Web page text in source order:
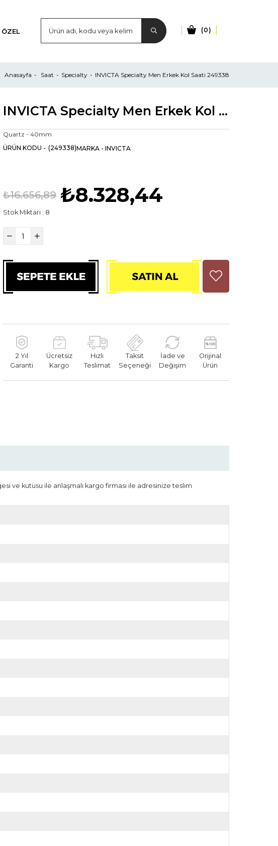
0
ÖZEL
Anasayfa Saat Specialty INVICTA Specialty Men Erkek Kol Saati 249338
INVICTA Specialty Men Erkek Kol Saati 249338
Quartz - 40mm
(249338)MARKA - INVICTA
₺16.656,89 ₺8.328,44
Stok Miktarı : 8
2 Yıl
Garanti
Ücretsiz
Kargo
Hızlı
Teslimat
Taksit
Seçeneği
İade ve
Değişim
Orijinal
Ürün
ve kutusu ile anlaşmalı kargo firması ile adresinize teslim